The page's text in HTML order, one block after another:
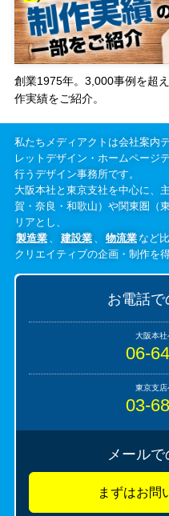
創業1975年。3,000事例を超
作実績をご紹介。
私たちメディアクトは会社案内
レットデザイン・ホームページ
行うデザイン事務所です。
大阪本社と東京支社を中心に、
賀・奈良・和歌山）や関東圏（
リアとし、
製造業 、 建設業 、 物流業など
クリエイティブの企画・制作を
お電話
06-
03-
メール